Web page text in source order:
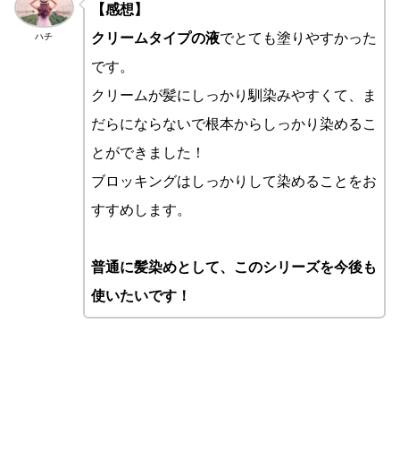
ハチ
【感想】
クリームタイプの液でとても塗りやすかった
です。
クリームが髪にしっかり馴染みやすくて、ま
だらにならないで根本からしっかり染めるこ
とができました！
ブロッキングはしっかりして染めることをお
すすめします。
普通に髪染めとして、このシリーズを今後も
使いたいです！